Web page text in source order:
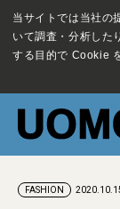
当サイトでは当社の
いて調査・分析した
する目的で Cookie
FASHION